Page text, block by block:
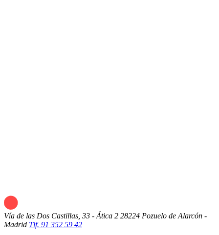
Vía de las Dos Castillas, 33 - Ática 2 28224 Pozuelo de Alarcón -
Madrid Tlf. 91 352 59 42